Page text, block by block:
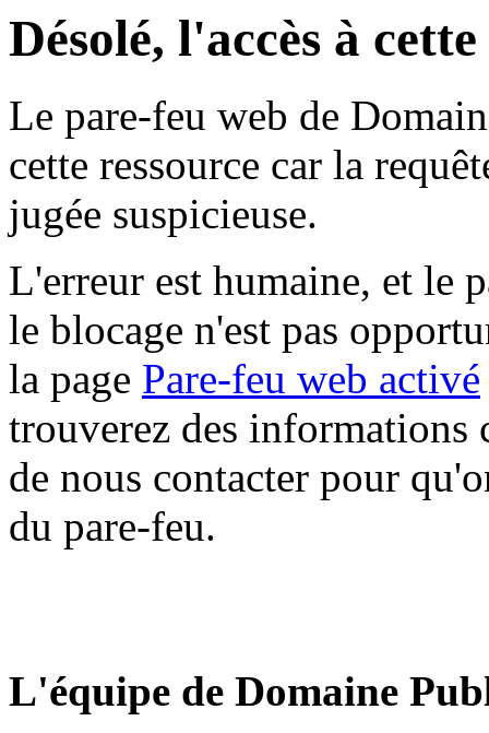
Désolé, l'accès à
Le pare-feu web de
cette ressource car la
jugée suspicieuse.
L'erreur est humaine, et le
le blocage n'est pas
la page Pare-feu web activé
trouverez des informations
de nous contacter pour
du pare-feu.
L'équipe de Domaine